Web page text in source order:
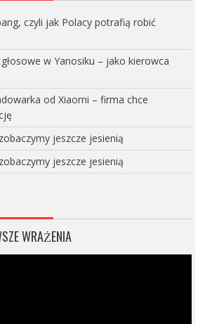
czyli jak Polacy potrafią robić
w Yanosiku – jako kierowca
od Xiaomi – firma chce
jeszcze jesienią
jeszcze jesienią
WRAŻENIA